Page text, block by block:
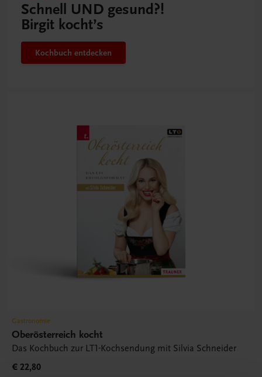
Schnell UND gesund?!
Birgit kocht’s
Kochbuch entdecken
Gastronomie
Oberösterreich kocht
Das Kochbuch zur LT1-Kochsendung mit Silvia Schneider
€ 22,80